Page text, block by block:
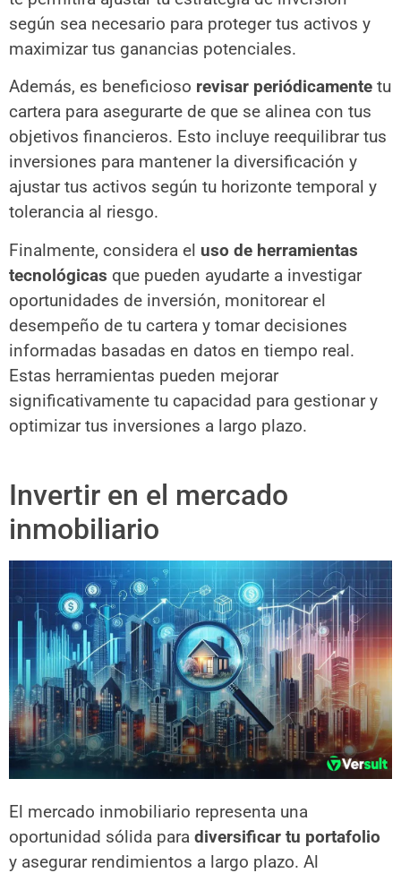
según sea necesario para proteger tus activos y
maximizar tus ganancias potenciales.
Además, es beneficioso revisar periódicamente tu
cartera para asegurarte de que se alinea con tus
objetivos financieros. Esto incluye reequilibrar tus
inversiones para mantener la diversificación y
ajustar tus activos según tu horizonte temporal y
tolerancia al riesgo.
Finalmente, considera el uso de herramientas
tecnológicas que pueden ayudarte a investigar
oportunidades de inversión, monitorear el
desempeño de tu cartera y tomar decisiones
informadas basadas en datos en tiempo real.
Estas herramientas pueden mejorar
significativamente tu capacidad para gestionar y
optimizar tus inversiones a largo plazo.
Invertir en el mercado
inmobiliario
El mercado inmobiliario representa una
oportunidad sólida para diversificar tu portafolio
y asegurar rendimientos a largo plazo. Al